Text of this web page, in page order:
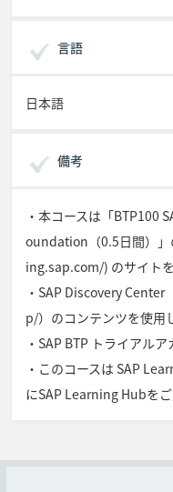
言語
日本語
備考
・本コースは「BTP100
oundation（0.5日間）
ing.sap.com/) のサイト
・SAP Discovery
p/）のコンテンツを使用
・SAP BTP トライアル
・このコースは SAP
にSAP Learning Hubを